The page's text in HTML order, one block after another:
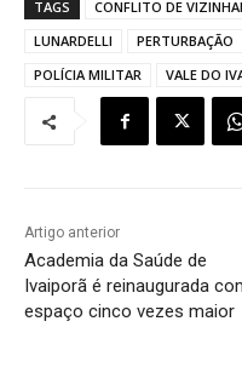
TAGS CONFLITO DE
LUNARDELLI
PERTURBAÇÃO
POLÍCIA MILITAR
VALE DO
Artigo anterior
Academia da Saúde de
Ivaiporã é reinaugurada
espaço cinco vezes maior